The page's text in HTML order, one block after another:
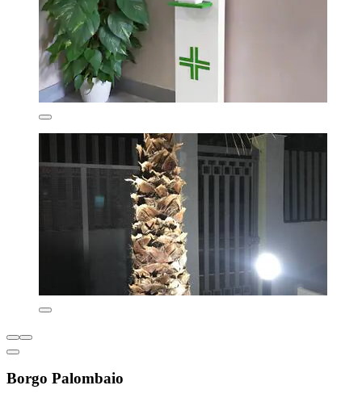
Borgo Palombaio